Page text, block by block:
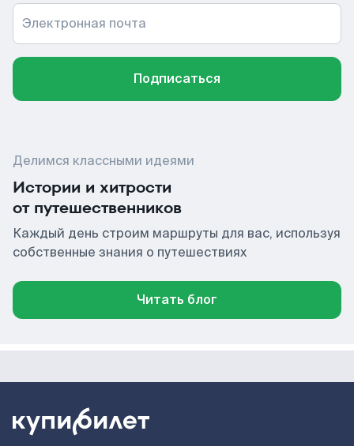
Электронная почта
Подписаться
Делимся классными идеями
Истории и хитрости
от путешественников
Каждый день строим маршруты для вас, используя
собственные знания о путешествиях
Читать блог